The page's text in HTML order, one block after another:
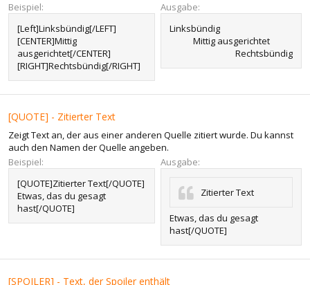
Beispiel:
[Left]Linksbündig[/LEFT]
[CENTER]Mittig
ausgerichtet[/CENTER]
[RIGHT]Rechtsbündig[/RIGHT]
Ausgabe:
Linksbündig​
Mittig ausgerichtet​
Rechtsbündig​
[QUOTE] - Zitierter Text
Zeigt Text an, der aus einer anderen Quelle zitiert wurde. Du kannst
auch den Namen der Quelle angeben.
Beispiel:
[QUOTE]Zitierter Text[/QUOTE]
Etwas, das du gesagt
hast[/QUOTE]
Ausgabe:
Zitierter Text
Etwas, das du gesagt
hast[/QUOTE]
[SPOILER] - Text, der Spoiler enthält